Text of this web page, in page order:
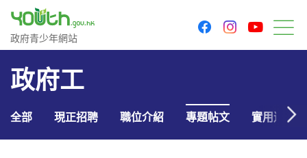
政府青少年網站
政府青少年網站
facebookinstagram
政府工
全部 現正招聘 職位介紹 專題帖文 實用連結